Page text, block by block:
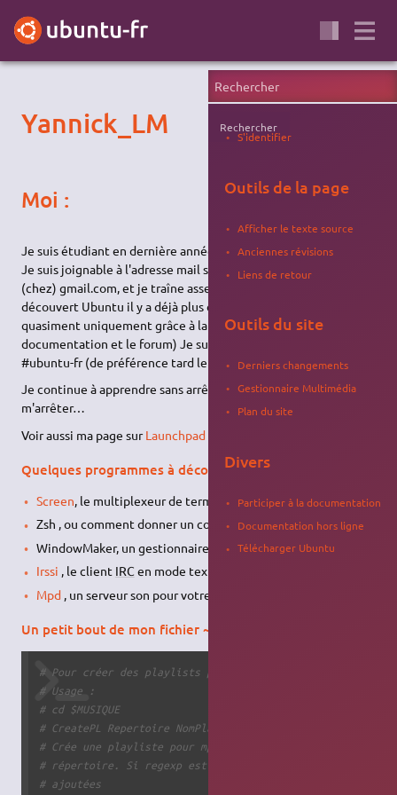
Yannick_LM
Moi :
Je suis étudiant en dernière année dans une école d'ingénieur.
Je suis joignable à l'adresse mail suivante : yannicklm1337
(chez) gmail.com, et je traîne assez souvent sur le forum. J'ai
découvert Ubuntu il y a déjà plus d'un an, et me suis formé
quasiment uniquement grâce à la communauté (la
documentation et le forum) Je suis aussi de plus en plus sur
#ubuntu-fr (de préférence tard le soir, GMT)
Je continue à apprendre sans arrêt, et je ne compte plus
m'arrêter…
Voir aussi ma page surLaunchpad
Quelques programmes à découvrir :
Screen, le multiplexeur de terminal.
Zsh , ou comment donner un coup de vieux à Bash.
WindowMaker, un gestionnaire de fenêtres qu'il est bien.
Irssi , le client IRC en mode texte.
Mpd , un serveur son pour votre ordi.
Un petit bout de mon fichier ~/.aliases
# Pour créer des playlists pour mpd
# Usage :
# cd $MUSIQUE
# CreatePL Repertoire NomPlayliste [regexp]
# Crée une playliste pour mpd contentant tous les
# répertoire. Si regexp est donné, seules les pistes
# ajoutées
Rechercher
S'identifier
Outils de la page
Afficher le texte source
Anciennes révisions
Liens de retour
Outils du site
Derniers changements
Gestionnaire Multimédia
Plan du site
Divers
Participer à la documentation
Documentation hors ligne
Télécharger Ubuntu